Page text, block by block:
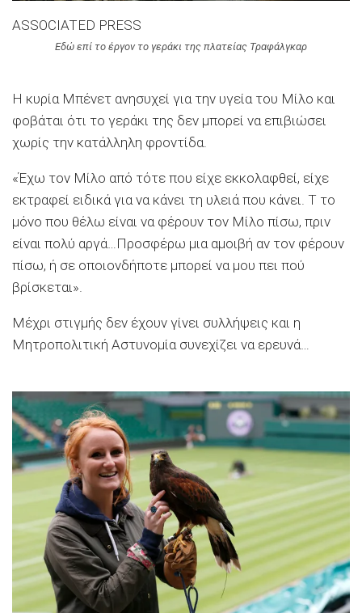
ASSOCIATED PRESS
Εδώ επί το έργον το γεράκι της πλατείας Τραφάλγκαρ
Η κυρία Μπένετ ανησυχεί για την υγεία του Μίλο και
φοβάται ότι το γεράκι της δεν μπορεί να επιβιώσει
χωρίς την κατάλληλη φροντίδα.
«Έχω τον Μίλο από τότε που είχε εκκολαφθεί, είχε
εκτραφεί ειδικά για να κάνει τη υλειά που κάνει. Τ το
μόνο που θέλω είναι να φέρουν τον Μίλο πίσω, πριν
είναι πολύ αργά…Προσφέρω μια αμοιβή αν τον φέρουν
πίσω, ή σε οποιονδήποτε μπορεί να μου πει πού
βρίσκεται».
Μέχρι στιγμής δεν έχουν γίνει συλλήψεις και η
Μητροπολιτική Αστυνομία συνεχίζει να ερευνά…